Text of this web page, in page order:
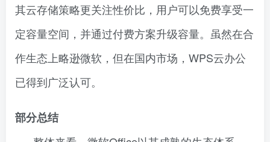
其云存储策略更关注性价比，用户可以免费享受一
定容量空间，并通过付费方案升级容量。虽然在合
作生态上略逊微软，但在国内市场，WPS云办公
已得到广泛认可。
部分总结